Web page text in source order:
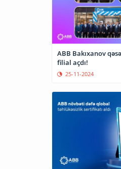
ABB Bakıxanov
filial açdı!
25-11-2024